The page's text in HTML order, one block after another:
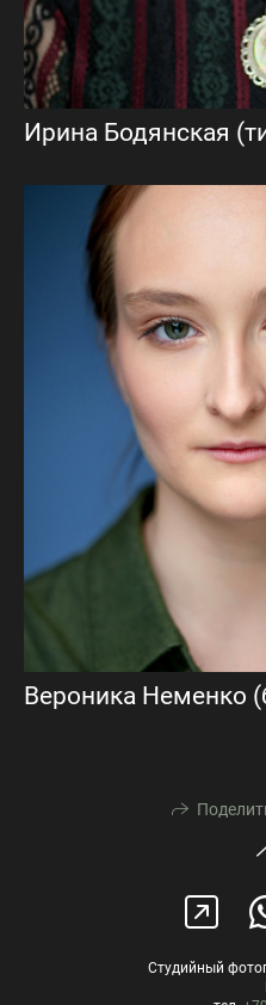
Студийный